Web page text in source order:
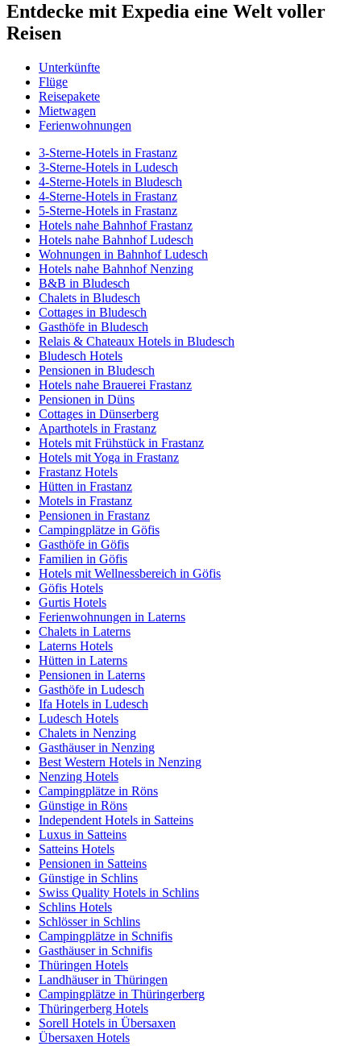
Entdecke mit Expedia eine Welt voller
Reisen
Unterkünfte
Flüge
Reisepakete
Mietwagen
Ferienwohnungen
3-Sterne-Hotels in Frastanz
3-Sterne-Hotels in Ludesch
4-Sterne-Hotels in Bludesch
4-Sterne-Hotels in Frastanz
5-Sterne-Hotels in Frastanz
Hotels nahe Bahnhof Frastanz
Hotels nahe Bahnhof Ludesch
Wohnungen in Bahnhof Ludesch
Hotels nahe Bahnhof Nenzing
B&B in Bludesch
Chalets in Bludesch
Cottages in Bludesch
Gasthöfe in Bludesch
Relais & Chateaux Hotels in Bludesch
Bludesch Hotels
Pensionen in Bludesch
Hotels nahe Brauerei Frastanz
Pensionen in Düns
Cottages in Dünserberg
Aparthotels in Frastanz
Hotels mit Frühstück in Frastanz
Hotels mit Yoga in Frastanz
Frastanz Hotels
Hütten in Frastanz
Motels in Frastanz
Pensionen in Frastanz
Campingplätze in Göfis
Gasthöfe in Göfis
Familien in Göfis
Hotels mit Wellnessbereich in Göfis
Göfis Hotels
Gurtis Hotels
Ferienwohnungen in Laterns
Chalets in Laterns
Laterns Hotels
Hütten in Laterns
Pensionen in Laterns
Gasthöfe in Ludesch
Ifa Hotels in Ludesch
Ludesch Hotels
Chalets in Nenzing
Gasthäuser in Nenzing
Best Western Hotels in Nenzing
Nenzing Hotels
Campingplätze in Röns
Günstige in Röns
Independent Hotels in Satteins
Luxus in Satteins
Satteins Hotels
Pensionen in Satteins
Günstige in Schlins
Swiss Quality Hotels in Schlins
Schlins Hotels
Schlösser in Schlins
Campingplätze in Schnifis
Gasthäuser in Schnifis
Thüringen Hotels
Landhäuser in Thüringen
Campingplätze in Thüringerberg
Thüringerberg Hotels
Sorell Hotels in Übersaxen
Übersaxen Hotels